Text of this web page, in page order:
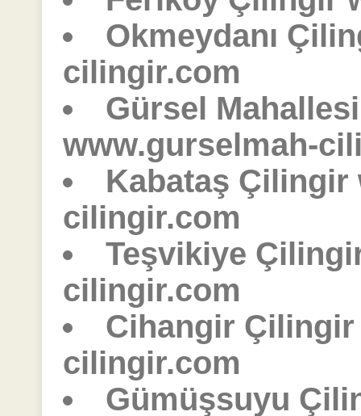
Okmeydanı
cilingir.com
Gürsel
www.gurselmah-
Kabataş Çilingir
cilingir.com
Teşvikiye
cilingir.com
Cihangir
cilingir.com
Gümüşsuyu